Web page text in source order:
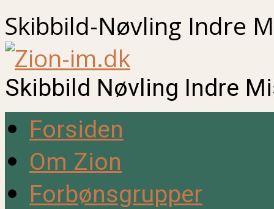
Skibbild-Nøvling Indre
Skibbild Nøvling Indre
Forsiden
Om Zion
Forbønsgrupper